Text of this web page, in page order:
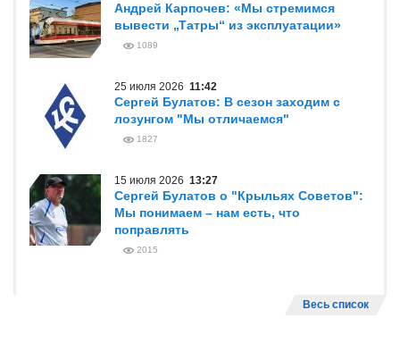
Андрей Карпочев: «Мы стремимся
вывести „Татры“ из эксплуатации»
1089
25 июля 2026 11:42
Сергей Булатов: В сезон заходим с
лозунгом "Мы отличаемся"
1827
15 июля 2026 13:27
Сергей Булатов о "Крыльях Советов":
Мы понимаем – нам есть, что
поправлять
2015
Весь список